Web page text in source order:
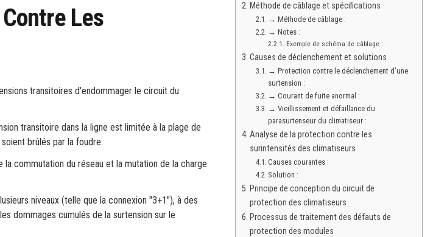
Les
transitoires d'endommager le circuit du
transitoire dans la ligne est limitée à la plage de
brûlés par la foudre.
commutation du réseau et la mutation de la charge
niveaux (telle que la connexion "3+1"), à des
dommages cumulés de la surtension sur le
Méthode de câblage et spécifications
→ Méthode de câblage :
→ Notes :
Exemple de schéma de câblage :
Causes de déclenchement et solutions
→ Protection contre le déclenchement d'une
surtension :
→ Courant de fuite anormal :
→ Vieillissement et défaillance du
parasurtenseur du climatiseur :
Analyse de la protection contre les
surintensités des climatiseurs
Causes courantes :
Solution :
Principe de conception du circuit de
protection des climatiseurs
Processus de traitement des défauts de
protection des modules